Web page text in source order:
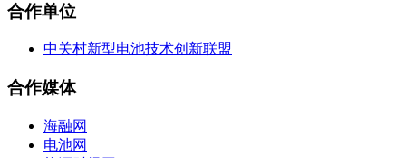
合作单位
中关村新型电池技术创新联盟
合作媒体
海融网
电池网